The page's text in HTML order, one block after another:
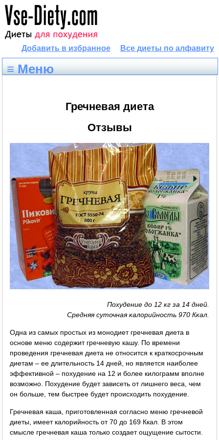
Все диеты по алфавиту
Добавить в избранное
≡ Меню
Гречневая диета
Отзывы
Похудение до 12 кг за 14 дней.
Средняя суточная калорийность 970 Ккал.
Одна из самых простых из монодиет гречневая диета в
основе меню содержит гречневую кашу. По времени
проведения гречневая диета не относится к краткосрочным
диетам – ее длительность 14 дней, но является наиболее
эффективной – похудение на 12 и более килограмм вполне
возможно. Похудение будет зависеть от лишнего веса, чем
он больше, тем быстрее будет происходить похудение.
Гречневая каша, приготовленная согласно меню гречневой
диеты, имеет калорийность от 70 до 169 Ккал. В этом
смысле гречневая каша только создает ощущение сытости.